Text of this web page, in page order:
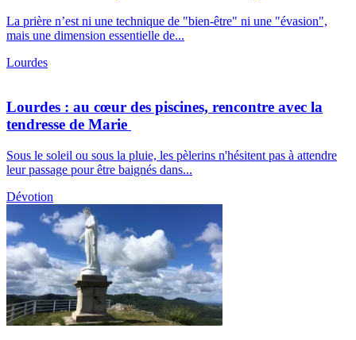
La prière n’est ni une technique de "bien-être" ni une "évasion",
mais une dimension essentielle de...
Lourdes
Lourdes : au cœur des piscines, rencontre avec la
tendresse de Marie
Sous le soleil ou sous la pluie, les pèlerins n'hésitent pas à attendre
leur passage pour être baignés dans...
Dévotion